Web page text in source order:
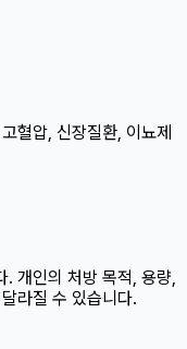
혈압, 신장질환, 이뇨제
. 개인의 처방 목적, 용량,
라질 수 있습니다.